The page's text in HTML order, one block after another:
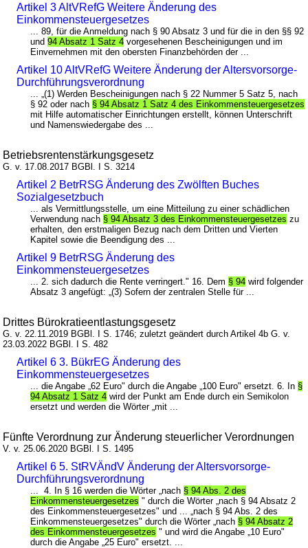
Artikel 3 AltVRefG Weitere Änderung des
Einkommensteuergesetzes
... 89, für die Anmeldung nach § 90 Absatz 3 und für die in den §§ 92
und94 Absatz 1 Satz 4 vorgesehenen Bescheinigungen und im
Einvernehmen mit den obersten Finanzbehörden der ...
Artikel 10 AltVRefG Weitere Änderung der Altersvorsorge-
Durchführungsverordnung
... „(1) Werden Bescheinigungen nach § 22 Nummer 5 Satz 5, nach
§ 92 oder nach § 94 Absatz 1 Satz 4 des Einkommensteuergesetzes
mit Hilfe automatischer Einrichtungen erstellt, können Unterschrift
und Namenswiedergabe des ...
Betriebsrentenstärkungsgesetz
G. v. 17.08.2017 BGBl. I S. 3214
Artikel 2 BetrRSG Änderung des Zwölften Buches
Sozialgesetzbuch
... als Vermittlungsstelle, um eine Mitteilung zu einer schädlichen
Verwendung nach § 94 Absatz 3 des Einkommensteuergesetzes zu
erhalten, den erstmaligen Bezug nach dem Dritten und Vierten
Kapitel sowie die Beendigung des ...
Artikel 9 BetrRSG Änderung des
Einkommensteuergesetzes
... 2. sich dadurch die Rente verringert." 16. Dem § 94 wird folgender
Absatz 3 angefügt: „(3) Sofern der zentralen Stelle für ...
Drittes Bürokratieentlastungsgesetz
G. v. 22.11.2019 BGBl. I S. 1746; zuletzt geändert durch Artikel 4b G. v.
23.03.2022 BGBl. I S. 482
Artikel 6 3. BükrEG Änderung des
Einkommensteuergesetzes
... die Angabe „62 Euro" durch die Angabe „100 Euro" ersetzt. 6. In §
94 Absatz 1 Satz 4 wird der Punkt am Ende durch ein Semikolon
ersetzt und werden die Wörter „mit ...
Fünfte Verordnung zur Änderung steuerlicher Verordnungen
V. v. 25.06.2020 BGBl. I S. 1495
Artikel 6 5. StRVÄndV Änderung der Altersvorsorge-
Durchführungsverordnung
... 4. In § 16 werden die Wörter „nach § 94 Abs. 2 des
Einkommensteuergesetzes " durch die Wörter „nach § 94 Absatz 2
des Einkommensteuergesetzes" und ... „nach § 94 Abs. 2 des
Einkommensteuergesetzes" durch die Wörter „nach § 94 Absatz 2
des Einkommensteuergesetzes " und wird die Angabe „10 Euro"
durch die Angabe „25 Euro" ersetzt. ...